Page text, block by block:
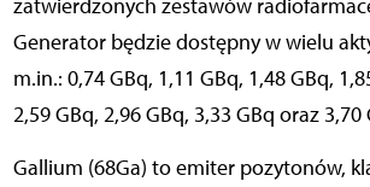
zatwierdzonych zestawów
Generator będzie dostępny w wielu
m.in.: 0,74 GBq, 1,11 GBq, 1,48 GBq,
2,59 GBq, 2,96 GBq, 3,33 GBq oraz 3,70
Gallium (68Ga) to emiter pozytonów,